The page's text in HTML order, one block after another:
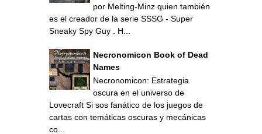
por Melting-Minz quien también
es el creador de la serie SSSG - Super
Sneaky Spy Guy . H...
Necronomicon Book of Dead
Names
Necronomicon: Estrategia
oscura en el universo de
Lovecraft Si sos fanático de los juegos de
cartas con temáticas oscuras y mecánicas
co...